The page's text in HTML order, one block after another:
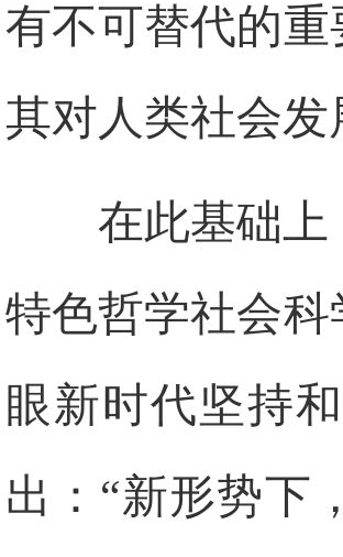
有不可替代的
其对人类社会
在此基础
特色哲学社会
眼新时代坚持
出：“新形势下